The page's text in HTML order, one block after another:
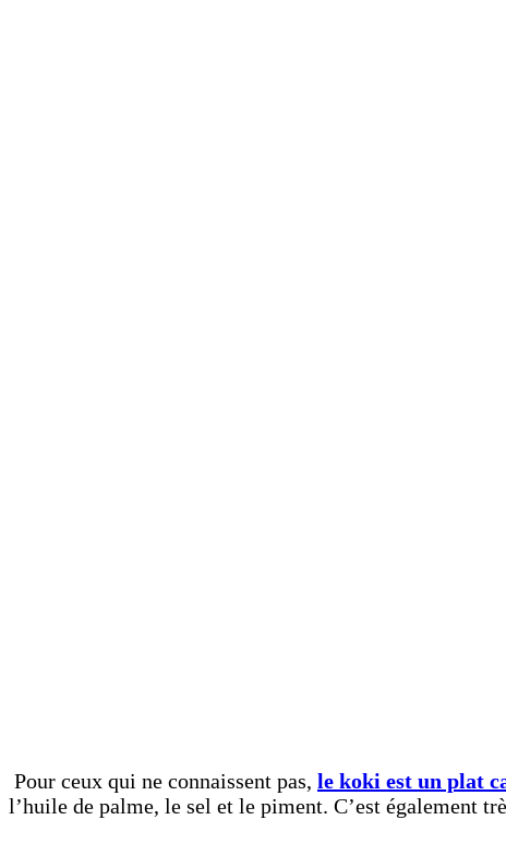
Pour ceux qui ne connaissent pas, le koki est un plat
l’huile de palme, le sel et le piment. C’est également